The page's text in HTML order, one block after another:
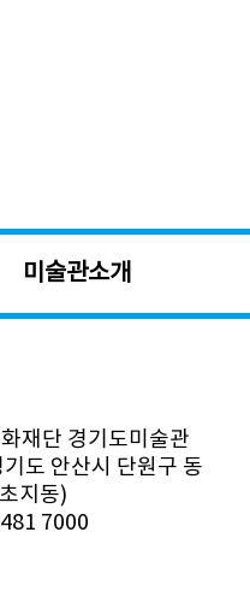
미술관소개
재단 경기도미술관
도 안산시 단원구 동
지동)
7000